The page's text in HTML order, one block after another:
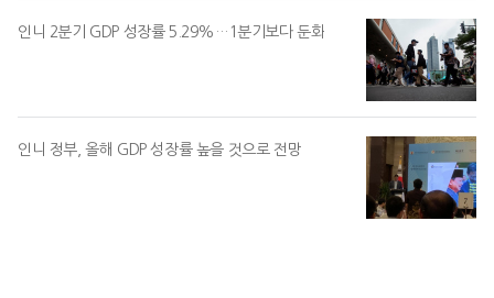
인니 2분기 GDP 성장률 5.29%…1분기보다 둔화
인니 정부, 올해 GDP 성장률 높을 것으로 전망